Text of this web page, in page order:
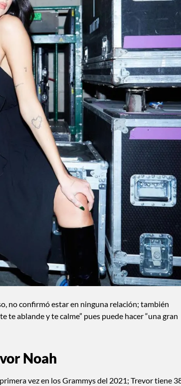
no confirmó estar en ninguna relación; también
ablande y te calme” pues puede hacer “una gran
Noah
vez en los Grammys del 2021; Trevor tiene